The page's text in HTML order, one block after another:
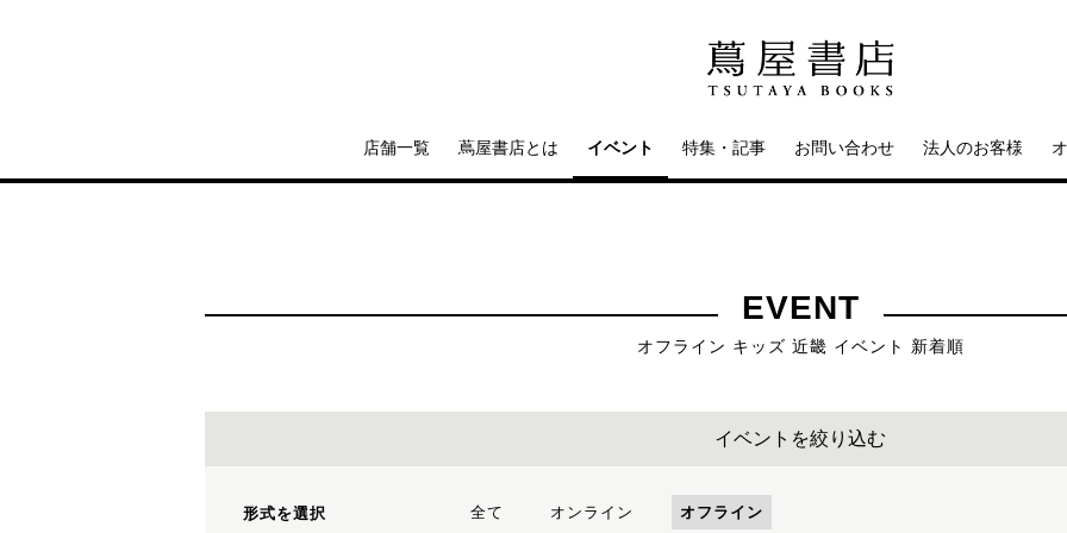
店舗一覧 蔦屋書店とは イベント 特集・記事 お問い合わせ 法人のお客様
EVENT
オフライン キッズ 近畿 イベント 新着順
イベントを絞り込む
形式を選択 全て オンライン オフライン